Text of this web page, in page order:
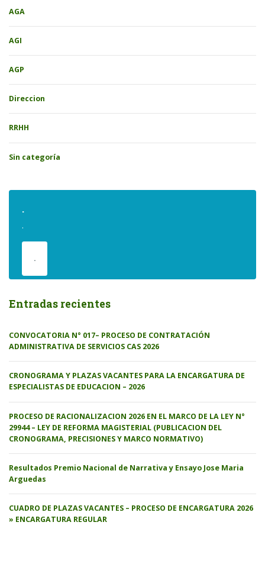
AGA
AGI
AGP
Direccion
RRHH
Sin categoría
.
.
.
Entradas recientes
CONVOCATORIA N° 017– PROCESO DE CONTRATACIÓN
ADMINISTRATIVA DE SERVICIOS CAS 2026
CRONOGRAMA Y PLAZAS VACANTES PARA LA ENCARGATURA DE
ESPECIALISTAS DE EDUCACION – 2026
PROCESO DE RACIONALIZACION 2026 EN EL MARCO DE LA LEY N°
29944 – LEY DE REFORMA MAGISTERIAL (PUBLICACION DEL
CRONOGRAMA, PRECISIONES Y MARCO NORMATIVO)
Resultados Premio Nacional de Narrativa y Ensayo Jose Maria
Arguedas
CUADRO DE PLAZAS VACANTES – PROCESO DE ENCARGATURA 2026
» ENCARGATURA REGULAR